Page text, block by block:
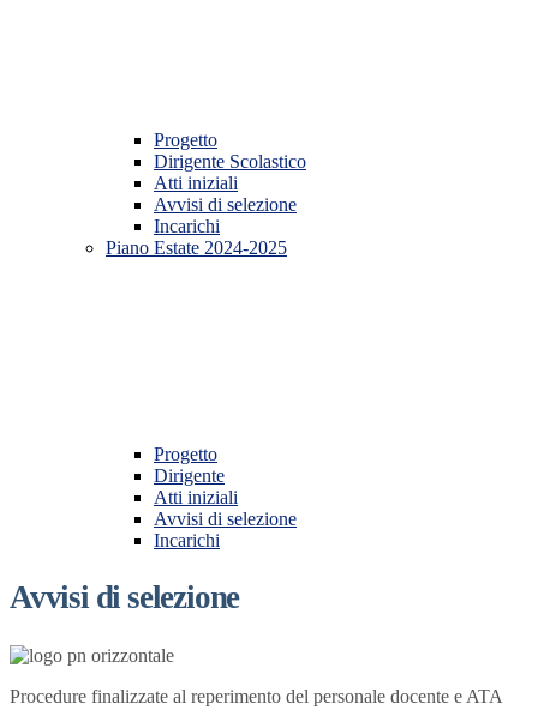
Progetto
Dirigente Scolastico
Atti iniziali
Avvisi di selezione
Incarichi
Piano Estate 2024-2025
Progetto
Dirigente
Atti iniziali
Avvisi di selezione
Incarichi
Avvisi di selezione
Procedure finalizzate al reperimento del personale docente e ATA